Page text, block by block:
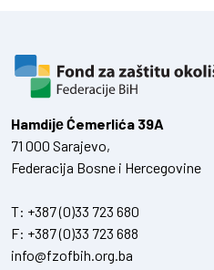
Hamdiје Ćemerlića 39A
71 000 Sarajevo,
Federacija Bosne i Hercegovine
T: +387 (0)33 723 680
F: +387 (0)33 723 688
info@fzofbih.org.ba